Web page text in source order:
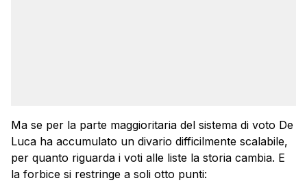
Ma se per la parte maggioritaria del sistema di voto De
Luca ha accumulato un divario difficilmente scalabile,
per quanto riguarda i voti alle liste la storia cambia. E
la forbice si restringe a soli otto punti: